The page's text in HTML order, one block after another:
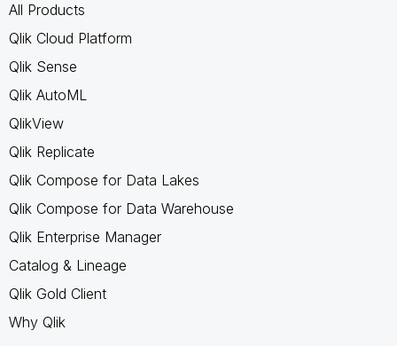
All Products
Qlik Cloud Platform
Qlik Sense
Qlik AutoML
QlikView
Qlik Replicate
Qlik Compose for Data Lakes
Qlik Compose for Data Warehouse
Qlik Enterprise Manager
Catalog & Lineage
Qlik Gold Client
Why Qlik